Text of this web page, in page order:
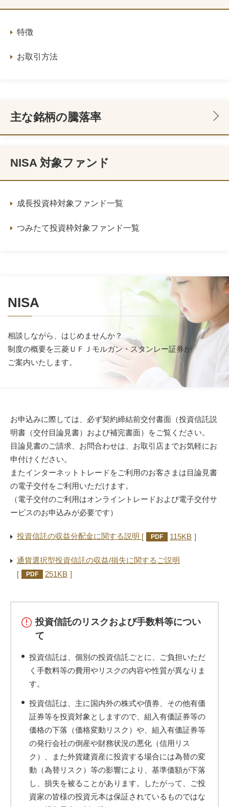
特徴
お取引方法
主な銘柄の騰落率
NISA 対象ファンド
成長投資枠対象ファンド一覧
つみたて投資枠対象ファンド一覧
NISA
相談しながら、はじめませんか？
制度の概要を三菱ＵＦＪモルガン・スタンレー証券が
ご案内いたします。
お申込みに際しては、必ず契約締結前交付書面（投資信託説
明書（交付目論見書）および補完書面）をご覧ください。
目論見書のご請求、お問合わせは、お取引店までお気軽にお
申付けください。
またインターネットトレードをご利用のお客さまは目論見書
の電子交付をご利用いただけます。
（電子交付のご利用はオンライントレードおよび電子交付サ
ービスのお申込みが必要です）
投資信託の収益分配金に関する説明 PDF 115KB
通貨選択型投資信託の収益/損失に関するご説明
PDF 251KB
投資信託のリスクおよび手数料等につい
て
投資信託は、個別の投資信託ごとに、ご負担いただ
く手数料等の費用やリスクの内容や性質が異なりま
す。
投資信託は、主に国内外の株式や債券、その他有価
証券等を投資対象としますので、組入有価証券等の
価格の下落（価格変動リスク）や、組入有価証券等
の発行会社の倒産や財務状況の悪化（信用リス
ク）、また外貨建資産に投資する場合には為替の変
動（為替リスク）等の影響により、基準価額が下落
し、損失を被ることがあります。したがって、ご投
資家の皆様の投資元本は保証されているものではな